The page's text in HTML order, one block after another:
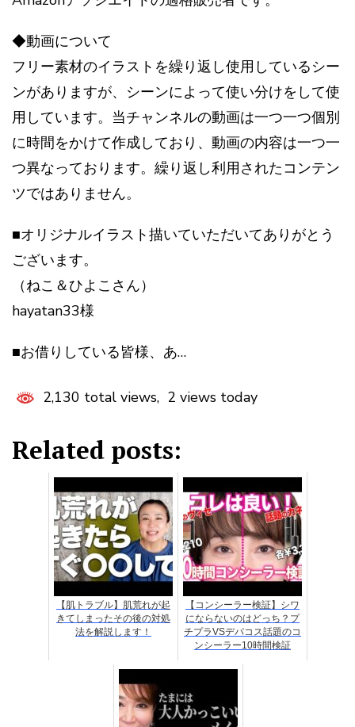
◆動画について
フリー素材のイラストを繰り返し使用しているシー
ンがありますが、シーンによって使い分けをして使
用しています。当チャンネルの動画は一つ一つ個別
に時間をかけて作成しており、動画の内容は一つ一
つ異なっております。繰り返し利用されたコンテン
ツではありません。
■オリジナルイラスト描いていただいてありがとう
ございます。
（ねこ＆ひよこさん）
hayatan33様
■お借りしている皆様、あ…
2,130 total views, 2 views today
Related posts:
【肌トラブル】肌荒れが起
きてしまったその後の対処
法を解説します！
【コンシーラー検証】シワ
にならないのはどっち？プ
チプラVSデパコス話題のコ
ンシーラー10時間検証